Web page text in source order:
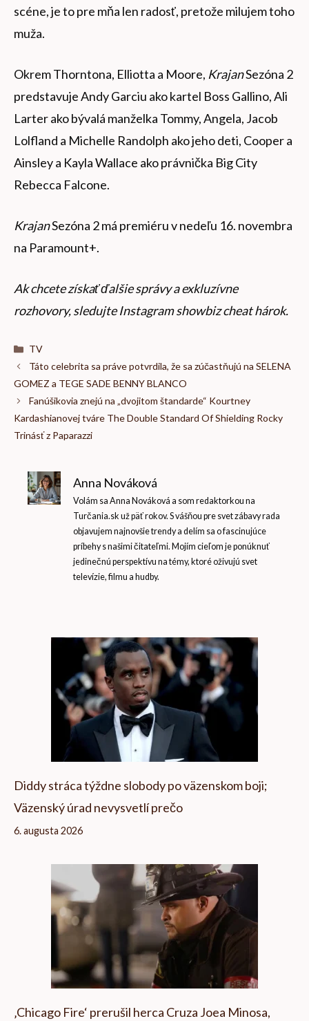
scéne, je to pre mňa len radosť, pretože milujem toho
muža.
Okrem Thorntona, Elliotta a Moore, KrajanSezóna 2
predstavuje Andy Garciu ako kartel Boss Gallino, Ali
Larter ako bývalá manželka Tommy, Angela, Jacob
Lolfland a Michelle Randolph ako jeho deti, Cooper a
Ainsley a Kayla Wallace ako právnička Big City
Rebecca Falcone.
KrajanSezóna 2 má premiéru v nedeľu 16. novembra
na Paramount+.
Ak chcete získať ďalšie správy a exkluzívne
rozhovory, sledujteInstagram showbiz cheat hárok.
Kategórie
TV
Táto celebrita sa práve potvrdila, že sa zúčastňujú na SELENA
GOMEZ a TEGE SADE BENNY BLANCO
Fanúšikovia znejú na „dvojitom štandarde“ Kourtney
Kardashianovej tváre The Double Standard Of Shielding Rocky
Trinásť z Paparazzi
Anna Nováková
Volám sa Anna Nováková a som redaktorkou na
Turčania.sk už päť rokov. S vášňou pre svet zábavy rada
objavujem najnovšie trendy a delím sa o fascinujúce
príbehy s našimi čitateľmi. Mojím cieľom je ponúknuť
jedinečnú perspektívu na témy, ktoré oživujú svet
televízie, filmu a hudby.
Diddy stráca týždne slobody po väzenskom boji;
Väzenský úrad nevysvetlí prečo
6. augusta 2026
‚Chicago Fire‘ prerušil herca Cruza Joea Minosa,